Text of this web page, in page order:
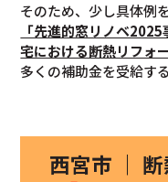
そのため、少し具体例
「先進的窓リノベ2025
宅における断熱リフォ
多くの補助金を受給す
西宮市 ｜